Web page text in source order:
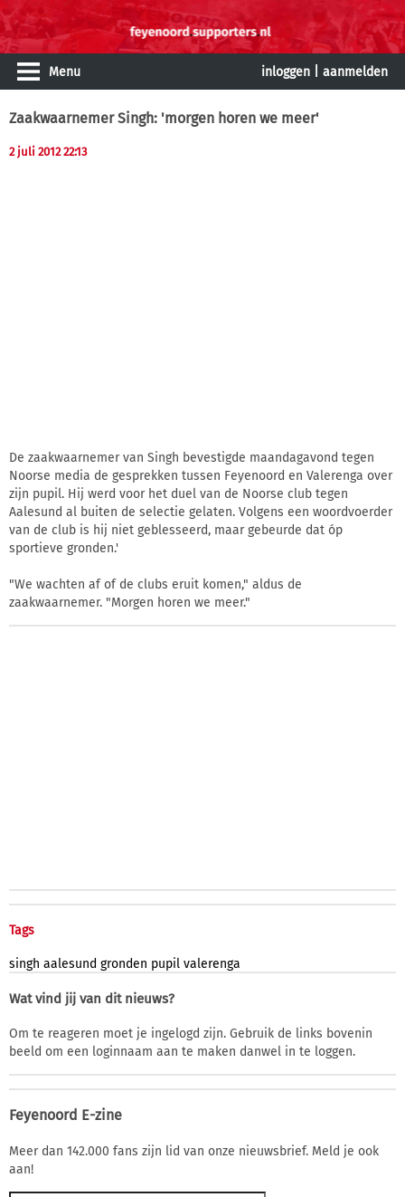
Menu inloggen aanmelden
Zaakwaarnemer Singh: 'morgen horen we meer'
2 juli 2012 22:13
De zaakwaarnemer van Singh bevestigde maandagavond tegen
Noorse media de gesprekken tussen Feyenoord en Valerenga over
zijn pupil. Hij werd voor het duel van de Noorse club tegen
Aalesund al buiten de selectie gelaten. Volgens een woordvoerder
van de club is hij niet geblesseerd, maar gebeurde dat óp
sportieve gronden.'
"We wachten af of de clubs eruit komen," aldus de
zaakwaarnemer. "Morgen horen we meer."
Tags
singh aalesund gronden pupil valerenga
Wat vind jij van dit nieuws?
Om te reageren moet je ingelogd zijn. Gebruik de links bovenin
beeld om een loginnaam aan te maken danwel in te loggen.
Feyenoord E-zine
Meer dan 142.000 fans zijn lid van onze nieuwsbrief. Meld je ook
aan!